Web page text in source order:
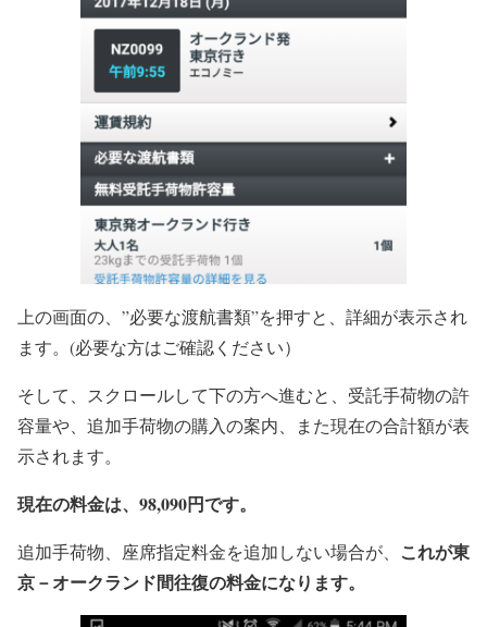
上の画面の、”必要な渡航書類”を押すと、詳細が表示され
ます。(必要な方はご確認ください）
そして、スクロールして下の方へ進むと、受託手荷物の許
容量や、追加手荷物の購入の案内、また現在の合計額が表
示されます。
現在の料金は、98,090円です。
追加手荷物、座席指定料金を追加しない場合が、 これが東
京－オークランド間往復の料金になります。